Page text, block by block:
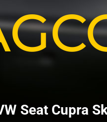
W Seat Cupra S